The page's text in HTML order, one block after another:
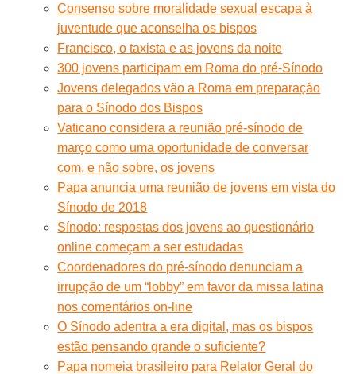
Consenso sobre moralidade sexual escapa à
juventude que aconselha os bispos
Francisco, o taxista e as jovens da noite
300 jovens participam em Roma do pré-Sínodo
Jovens delegados vão a Roma em preparação
para o Sínodo dos Bispos
Vaticano considera a reunião pré-sínodo de
março como uma oportunidade de conversar
com, e não sobre, os jovens
Papa anuncia uma reunião de jovens em vista do
Sínodo de 2018
Sínodo: respostas dos jovens ao questionário
online começam a ser estudadas
Coordenadores do pré-sínodo denunciam a
irrupção de um “lobby” em favor da missa latina
nos comentários on-line
O Sínodo adentra a era digital, mas os bispos
estão pensando grande o suficiente?
Papa nomeia brasileiro para Relator Geral do